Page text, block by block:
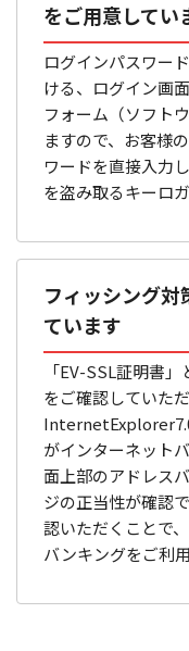
をご用意してい
ログインパスワー
ける、ログイン画
フォーム（ソフト
ますので、お客様
ワードを直接入力
を盗み取るキーロ
フィッシング対
ています
「EV-SSL証明書
をご確認していた
がインターネット
面上部のアドレス
ジの正当性が確認
認いただくことで
バンキングをご利